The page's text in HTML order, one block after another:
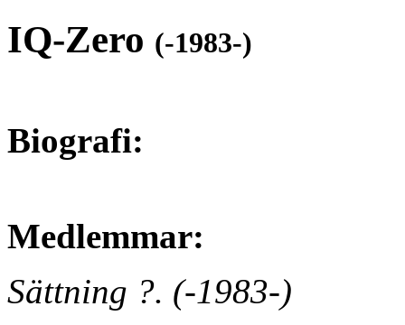
IQ-Zero (-1983-)
Biografi:
Medlemmar:
Sättning ?. (-1983-)